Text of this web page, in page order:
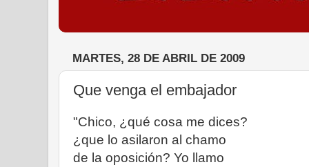
MARTES, 28 DE ABRIL DE 2009
Que venga el embajador
"Chico, ¿qué cosa me dices?
¿que lo asilaron al chamo
de la oposición? Yo llamo